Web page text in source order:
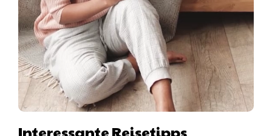
Interessante Reisetipps